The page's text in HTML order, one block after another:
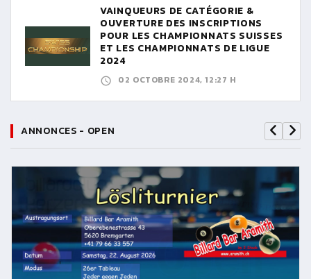
VAINQUEURS DE CATÉGORIE &
OUVERTURE DES INSCRIPTIONS
POUR LES CHAMPIONNATS SUISSES
ET LES CHAMPIONNATS DE LIGUE
2024
02 OCTOBRE 2024, 12:27 H
ANNONCES - OPEN